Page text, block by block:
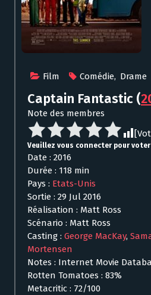
Film Comédie, Drame
Captain Fantastic (
Note des membres
Veuillez vous connecter pour voter
Date : 2016
Durée : 118 min
Pays : Etats-Unis
Sortie : 29 Jul 2016
Réalisation : Matt Ross
Scénario : Matt Ross
Casting : George MacKay,
Mortensen
Notes : Internet Movie
Rotten Tomatoes : 83%
Metacritic : 72/100